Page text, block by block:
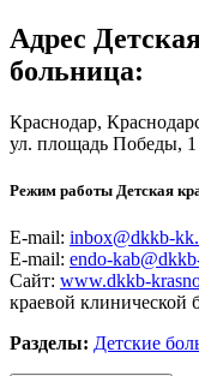
Адрес
больница:
Краснодар,
ул. площадь Победы, 1
Режим работы Детская
E-mail: inbox@dkkb-
E-mail: endo-
Сайт: www.dkkb-
краевой клинической
Разделы: Детские